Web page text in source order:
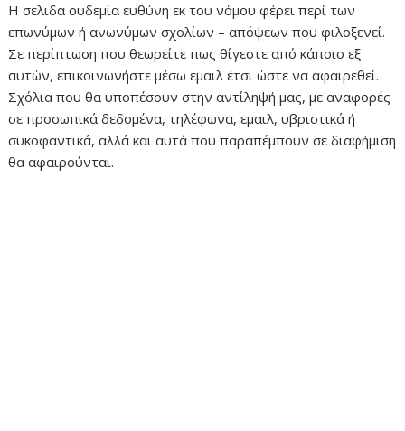
H σελιδα ουδεμία ευθύνη εκ του νόμου φέρει περί των
επωνύμων ή ανωνύμων σχολίων – απόψεων που φιλοξενεί.
Σε περίπτωση που θεωρείτε πως θίγεστε από κάποιο εξ
αυτών, επικοινωνήστε μέσω εμαιλ έτσι ώστε να αφαιρεθεί.
Σχόλια που θα υποπέσουν στην αντίληψή μας, με αναφορές
σε προσωπικά δεδομένα, τηλέφωνα, εμαιλ, υβριστικά ή
συκοφαντικά, αλλά και αυτά που παραπέμπουν σε διαφήμιση
θα αφαιρούνται.